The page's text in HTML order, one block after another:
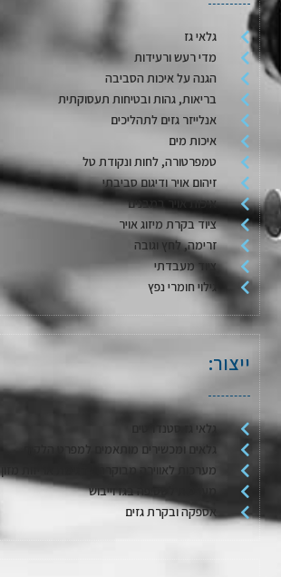
גלאי גז
מדי רעש ורעידות
הגנה על איכות הסביבה
בריאות, גהות ובטיחות תעסוקתית
אנלייזר גזים לתהליכים
איכות מים
טמפרטורה, לחות ונקודת טל
זיהום אויר ודיגום סביבתי
איכות אויר במבנים
ציוד בקרת מיזוג אויר
זרימה, לחץ וגובה
ציוד מעבדתי
גילוי חומרי נפץ
ייצור:
גלאי גז סטנדרטים
גלאים ומכשירים מותאמים למפרט הלקוח
מערכות לאווירה מבוקרת / דגימת אריזות מזון
מערכות לשטיפה בגז וייבוש
אספקה ובקרת גזים